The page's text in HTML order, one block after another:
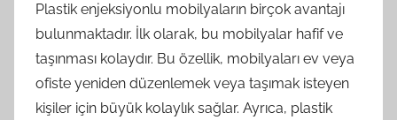
Plastik enjeksiyonlu mobilyaların birçok avantajı
bulunmaktadır. İlk olarak, bu mobilyalar hafif ve
taşınması kolaydır. Bu özellik, mobilyaları ev veya
ofiste yeniden düzenlemek veya taşımak isteyen
kişiler için büyük kolaylık sağlar. Ayrıca, plastik